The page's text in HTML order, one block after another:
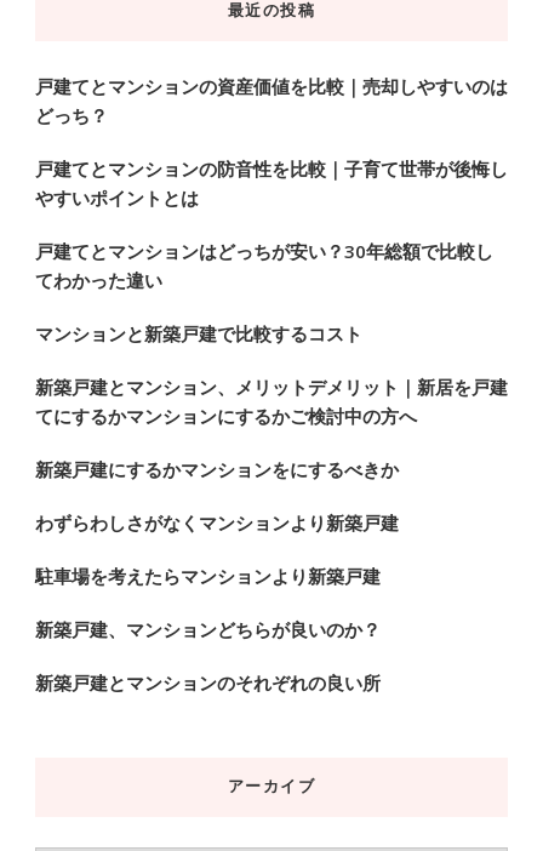
で
す
か
?
最近の投稿
戸建てとマンションの資産価値を比較｜売却しやすいのは
どっち？
戸建てとマンションの防音性を比較｜子育て世帯が後悔し
やすいポイントとは
戸建てとマンションはどっちが安い？30年総額で比較し
てわかった違い
マンションと新築戸建で比較するコスト
新築戸建とマンション、メリットデメリット｜新居を戸建
てにするかマンションにするかご検討中の方へ
新築戸建にするかマンションをにするべきか
わずらわしさがなくマンションより新築戸建
駐車場を考えたらマンションより新築戸建
新築戸建、マンションどちらが良いのか？
新築戸建とマンションのそれぞれの良い所
アーカイブ